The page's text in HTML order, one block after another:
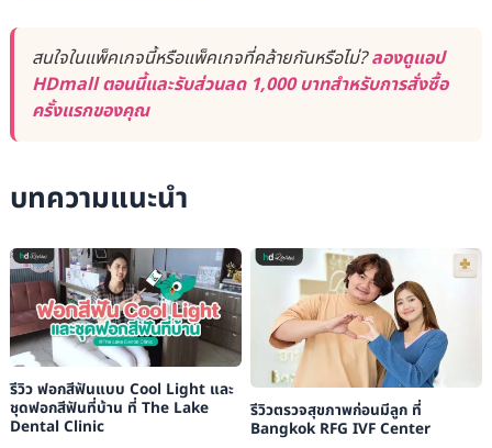
สนใจในแพ็คเกจนี้หรือแพ็คเกจที่คล้ายกันหรือไม่?ลองดูแอป
HDmall ตอนนี้และรับส่วนลด 1,000 บาทสำหรับการสั่งซื้อ
ครั้งแรกของคุณ
บทความแนะนำ
รีวิว ฟอกสีฟันแบบ Cool Light และ
ชุดฟอกสีฟันที่บ้าน ที่ The Lake
Dental Clinic
รีวิวตรวจสุขภาพก่อนมีลูก ที่
Bangkok RFG IVF Center